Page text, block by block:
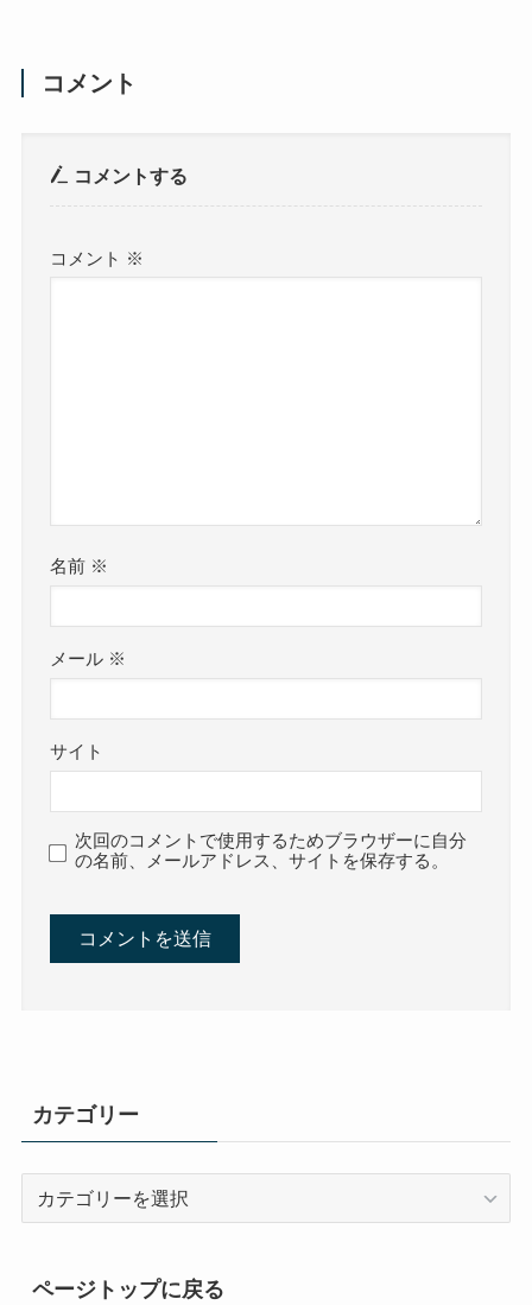
コメント
コメントする
コメント ※
名前 ※
メール ※
サイト
次回のコメントで使用するためブラウザーに自分
の名前、メールアドレス、サイトを保存する。
カテゴリー
ページトップに戻る